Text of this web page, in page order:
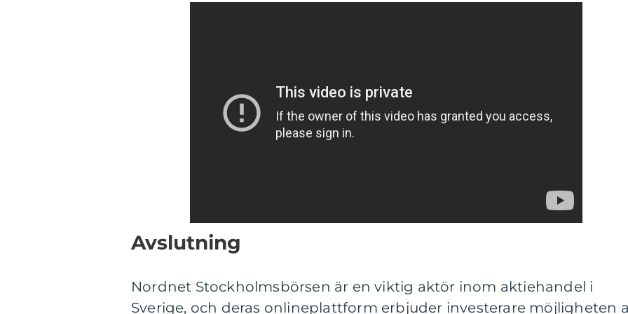
Avslutning
Nordnet Stockholmsbörsen är en viktig aktör inom aktiehandel i
Sverige, och deras onlineplattform erbjuder investerare möjligheten